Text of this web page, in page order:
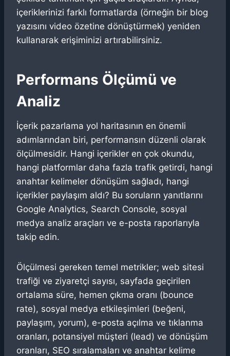
içeriklerinizi farklı formatlarda (örneğin bir blog
yazısını video özetine dönüştürmek) yeniden
kullanarak erişiminizi artırabilirsiniz.
Performans Ölçümü ve
Analiz
İçerik pazarlama yol haritasının en önemli
adımlarından biri, performansın düzenli olarak
ölçülmesidir. Hangi içerikler en çok okundu,
hangi platformlar daha fazla trafik getirdi, hangi
anahtar kelimeler dönüşüm sağladı, hangi
içerikler paylaşım aldı? Bu soruların yanıtlarını
Google Analytics, Search Console, sosyal
medya analiz araçları ve e-posta raporlarıyla
takip edin.
Ölçülmesi gereken temel metrikler; web sitesi
trafiği ve ziyaretçi sayısı, sayfada geçirilen
ortalama süre, hemen çıkma oranı (bounce
rate), sosyal medya etkileşimleri (beğeni,
paylaşım, yorum), e-posta açılma ve tıklanma
oranları, potansiyel müşteri (lead) ve dönüşüm
oranları, SEO sıralamaları ve anahtar kelime